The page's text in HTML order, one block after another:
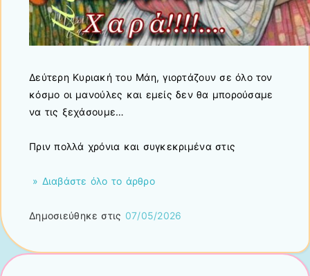
Δεύτερη Κυριακή του Μάη, γιορτάζουν σε όλο τον
κόσμο οι μανούλες και εμείς δεν θα μπορούσαμε
να τις ξεχάσουμε…
Πριν πολλά χρόνια και συγκεκριμένα στις
» Διαβάστε όλο το άρθρο
Δημοσιεύθηκε στις 07/05/2026